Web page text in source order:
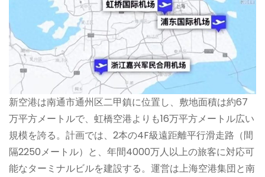
新空港は南通市通州区二甲鎮に位置し、敷地面積は約67
万平方メートルで、虹橋空港よりも16万平方メートル広い
規模を誇る。計画では、2本の4F級遠距離平行滑走路（間
隔2250メートル）と、年間4000万人以上の旅客に対応可
能なターミナルビルを建設する。運営は上海空港集団と南